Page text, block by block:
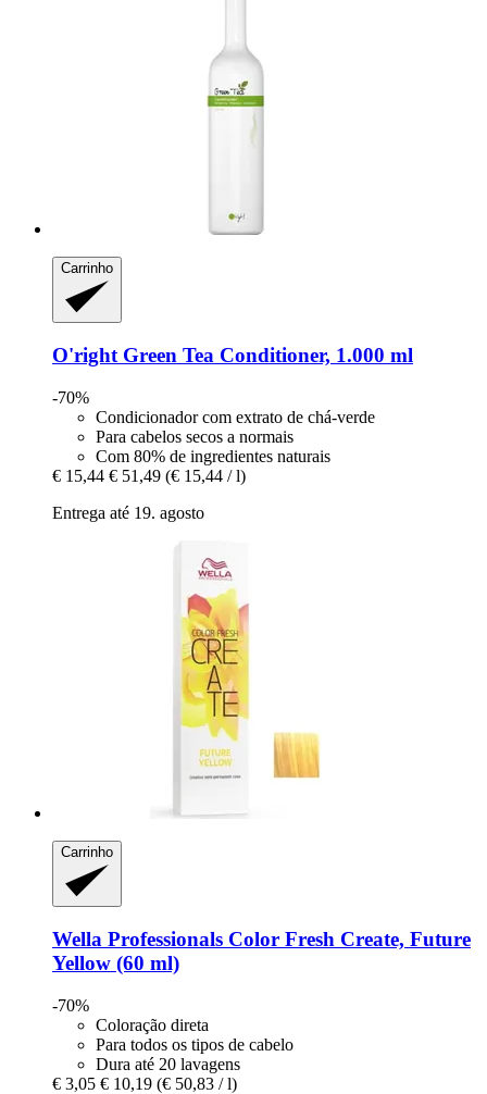
Carrinho
O'right Green Tea Conditioner, 1.000 ml
-70%
Condicionador com extrato de chá-verde
Para cabelos secos a normais
Com 80% de ingredientes naturais
€ 15,44 € 51,49 (€ 15,44 / l)
Entrega até 19. agosto
Carrinho
Wella Professionals Color Fresh Create, Future
Yellow (60 ml)
-70%
Coloração direta
Para todos os tipos de cabelo
Dura até 20 lavagens
€ 3,05 € 10,19 (€ 50,83 / l)